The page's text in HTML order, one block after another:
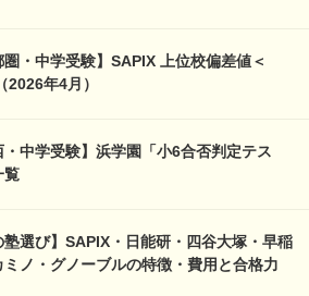
・中学受験】SAPIX 上位校偏差値＜
年4月）
中学受験】浜学園「小6合否判定テス
覧
塾選び】SAPIX・日能研・四谷大塚・早稲
ミノ・グノーブルの特徴・費用と合格力